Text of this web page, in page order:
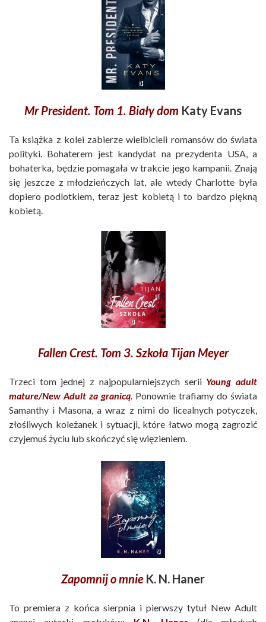
Mr President. Tom 1. Biały dom Katy Evans
Ta książka z kolei zabierze wielbicieli romansów do świata
polityki. Bohaterem jest kandydat na prezydenta USA, a
bohaterka, będzie pomagała w trakcie jego kampanii. Znają
się jeszcze z młodzieńczych lat, ale wtedy Charlotte była
dopiero podlotkiem, teraz jest kobietą i to bardzo piękną
kobietą.
Fallen Crest. Tom 3. Szkoła Tijan Meyer
Trzeci tom jednej z najpopularniejszych serii Young adult
mature/New Adult za granicą. Ponownie trafiamy do świata
Samanthy i Masona, a wraz z nimi do licealnych potyczek,
złośliwych koleżanek i sytuacji, które łatwo mogą zagrozić
czyjemuś życiu lub skończyć się więzieniem.
Zapomnij o mnie K. N. Haner
To premiera z końca sierpnia i pierwszy tytuł New Adult